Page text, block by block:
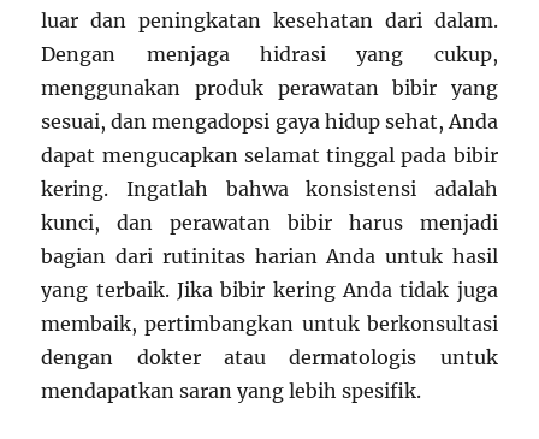
luar dan peningkatan kesehatan dari dalam.
Dengan menjaga hidrasi yang cukup,
menggunakan produk perawatan bibir yang
sesuai, dan mengadopsi gaya hidup sehat, Anda
dapat mengucapkan selamat tinggal pada bibir
kering. Ingatlah bahwa konsistensi adalah
kunci, dan perawatan bibir harus menjadi
bagian dari rutinitas harian Anda untuk hasil
yang terbaik. Jika bibir kering Anda tidak juga
membaik, pertimbangkan untuk berkonsultasi
dengan dokter atau dermatologis untuk
mendapatkan saran yang lebih spesifik.